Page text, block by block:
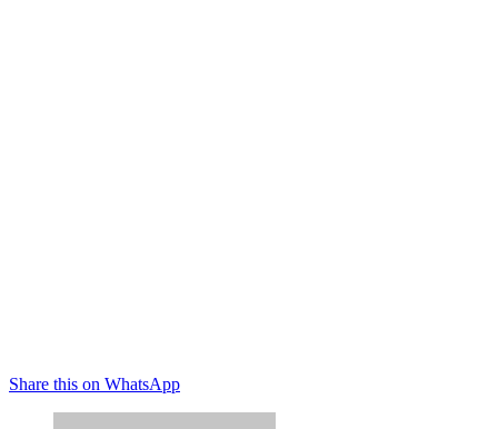
Share this on WhatsApp